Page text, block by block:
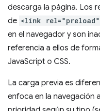
descarga la página. Los
de <link
en el navegador y son
referencia a ellos de
JavaScript o CSS.
La carga previa es
enfoca en la navegación